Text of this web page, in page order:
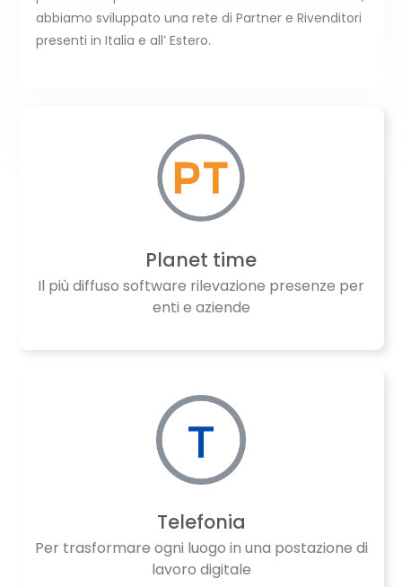
abbiamo sviluppato una rete di Partner e Rivenditori
presenti in Italia e all’ Estero.
Planet time
Il più diffuso software rilevazione presenze per
enti e aziende
Telefonia
Per trasformare ogni luogo in una postazione di
lavoro digitale